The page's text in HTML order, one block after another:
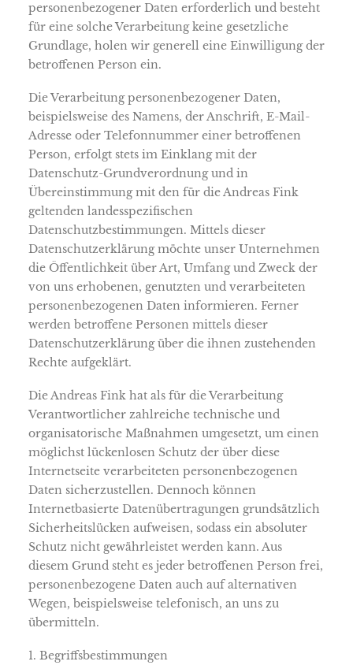
personenbezogener Daten erforderlich und besteht
für eine solche Verarbeitung keine gesetzliche
Grundlage, holen wir generell eine Einwilligung der
betroffenen Person ein.
Die Verarbeitung personenbezogener Daten,
beispielsweise des Namens, der Anschrift, E-Mail-
Adresse oder Telefonnummer einer betroffenen
Person, erfolgt stets im Einklang mit der
Datenschutz-Grundverordnung und in
Übereinstimmung mit den für die Andreas Fink
geltenden landesspezifischen
Datenschutzbestimmungen. Mittels dieser
Datenschutzerklärung möchte unser Unternehmen
die Öffentlichkeit über Art, Umfang und Zweck der
von uns erhobenen, genutzten und verarbeiteten
personenbezogenen Daten informieren. Ferner
werden betroffene Personen mittels dieser
Datenschutzerklärung über die ihnen zustehenden
Rechte aufgeklärt.
Die Andreas Fink hat als für die Verarbeitung
Verantwortlicher zahlreiche technische und
organisatorische Maßnahmen umgesetzt, um einen
möglichst lückenlosen Schutz der über diese
Internetseite verarbeiteten personenbezogenen
Daten sicherzustellen. Dennoch können
Internetbasierte Datenübertragungen grundsätzlich
Sicherheitslücken aufweisen, sodass ein absoluter
Schutz nicht gewährleistet werden kann. Aus
diesem Grund steht es jeder betroffenen Person frei,
personenbezogene Daten auch auf alternativen
Wegen, beispielsweise telefonisch, an uns zu
übermitteln.
1. Begriffsbestimmungen